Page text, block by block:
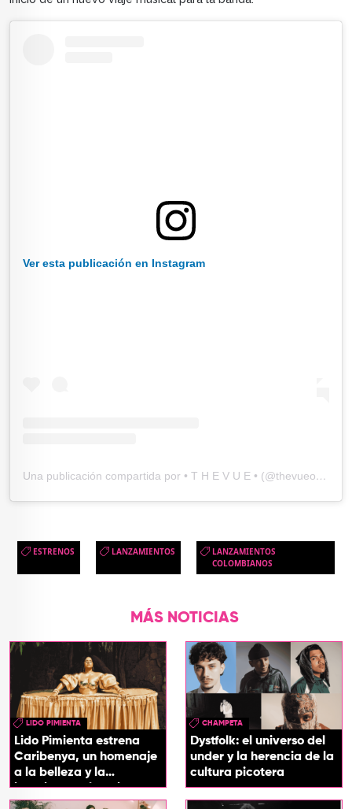
Ver esta publicación en Instagram
Una publicación compartida por • T H E V U E • (@thevueoficiall)
ESTRENOS LANZAMIENTOS
LANZAMIENTOS
COLOMBIANOS
MÁS NOTICIAS
LIDO PIMIENTA
Lido Pimienta estrena
Caribenya, un homenaje
a la belleza y la
identidad del Caribe
CHAMPETA
Dystfolk: el universo del
under y la herencia de la
cultura picotera